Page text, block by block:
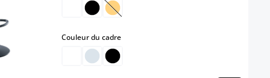
(Cette option n'est pas disponible
Couleur du cadreselect